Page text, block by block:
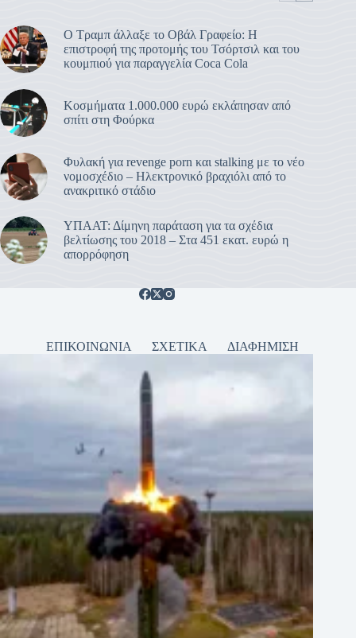
Ο Τραμπ άλλαξε το Οβάλ Γραφείο: Η
επιστροφή της προτομής του Τσόρτσιλ και του
κουμπιού για παραγγελία Coca Cola
Κοσμήματα 1.000.000 ευρώ εκλάπησαν από
σπίτι στη Φούρκα
Φυλακή για revenge porn και stalking με το νέο
νομοσχέδιο – Ηλεκτρονικό βραχιόλι από το
ανακριτικό στάδιο
ΥΠΑΑΤ: Δίμηνη παράταση για τα σχέδια
βελτίωσης του 2018 – Στα 451 εκατ. ευρώ η
απορρόφηση
ΕΠΙΚΟΙΝΩΝΙΑ ΣΧΕΤΙΚΑ ΔΙΑΦΗΜΙΣΗ